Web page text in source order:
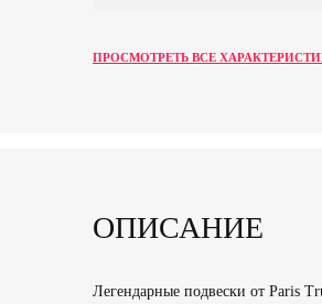
ПРОСМОТРЕТЬ ВСЕ
ОПИСАНИЕ
Легендарные подвески от Paris